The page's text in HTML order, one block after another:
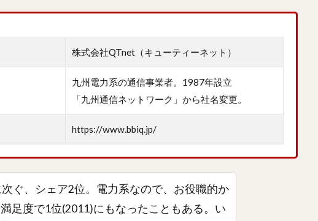
株式会社QTnet（キューティーネット）
九州電力系の通信事業者。1987年設立
「九州通信ネットワーク」から社名変更。
https://www.bbiq.jp/
ぐ、シェア2位。電力系なので、お役職的か
足度で1位(2011)にもなったこともある。い